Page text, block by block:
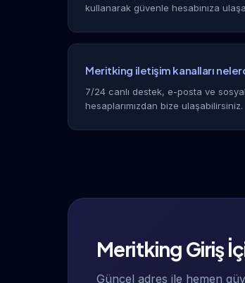
kullanarak güvenle hesabınıza
Meritking iletişim kanalları
7/24 canlı destek, e-posta ve
hesaplarımızdan bize ulaşabilirsiniz.
Meritking Giriş
Güncel adres ile hemen